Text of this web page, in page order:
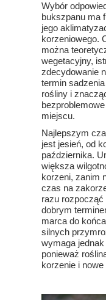
Wybór
bukszpanu ma
jego
korzeniowego.
można
wegetacyjny,
zdecydowanie
termin
rośliny i
miejscu.
Najlepszym
jest jesień, od
października.
większa
korzeni, zanim
czas na
razu
dobrym
marca do
silnych
wymaga
ponieważ
korzenie i nowe